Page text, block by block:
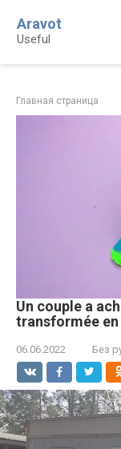
content
Aravot
Useful
Главная страница
Un couple a
transformée
06.06.2022 Без